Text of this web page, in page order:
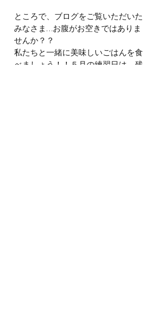
ところで、ブログをご覧いただいた
みなさま…お腹がお空きではありま
せんか？？
私たちと一緒に美味しいごはんを食
べましょう！！５月の練習日は、残